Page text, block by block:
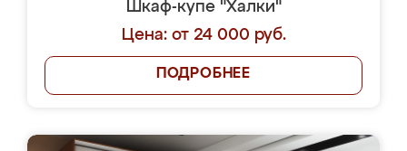
Шкаф-купе "Халки"
Цена: от 24 000 руб.
ПОДРОБНЕЕ